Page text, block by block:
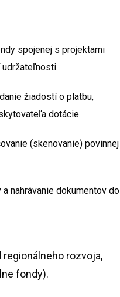
spojenej s projektami
žiadostí o platbu,
dotácie.
(skenovanie) povinnej
nahrávanie dokumentov do
rozvoja,
fondy).